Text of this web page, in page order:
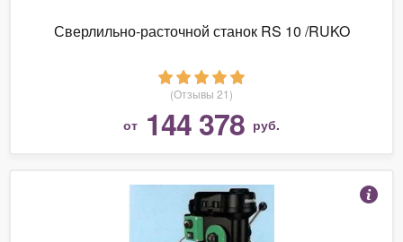
Сверлильно-расточной станок RS 10 /RUKO
(Отзывы 21)
от 144 378 руб.